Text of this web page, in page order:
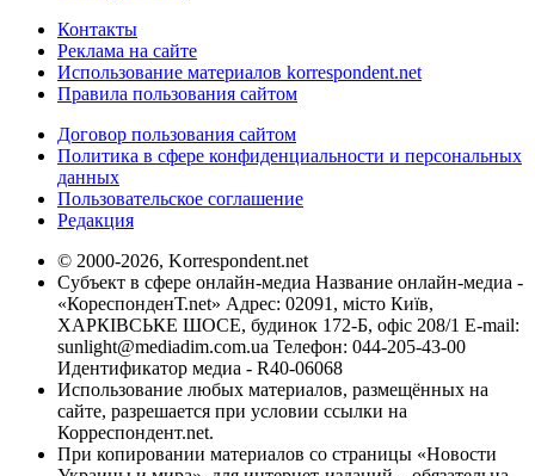
Контакты
Реклама на сайте
Использование материалов korrespondent.net
Правила пользования сайтом
Договор пользования сайтом
Политика в сфере конфиденциальности и персональных
данных
Пользовательское соглашение
Редакция
© 2000-2026, Korrespondent.net
Субъект в сфере онлайн-медиа Название онлайн-медиа -
«КореспонденТ.net» Адрес: 02091, місто Київ,
ХАРКІВСЬКЕ ШОСЕ, будинок 172-Б, офіс 208/1 E-mail:
sunlight@mediadim.com.ua Телефон: 044-205-43-00
Идентификатор медиа - R40-06068
Использование любых материалов, размещённых на
сайте, разрешается при условии ссылки на
Корреспондент.net.
При копировании материалов со страницы «Новости